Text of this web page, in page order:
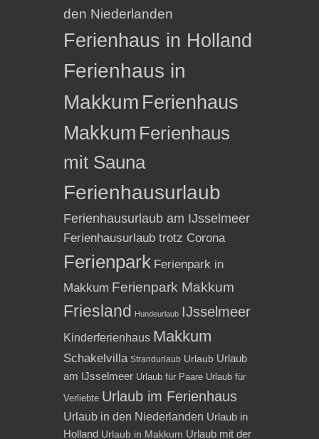
den Niederlanden
Ferienhaus in Holland
Ferienhaus in
Makkum Ferienhaus
Makkum Ferienhaus
mit Sauna
Ferienhausurlaub
Ferienhausurlaub am IJsselmeer
Ferienhausurlaub trotz Corona
Ferienpark Ferienpark in
Makkum Ferienpark Makkum
Friesland Hundeurlaub IJsselmeer
Kinderferienhaus Makkum
Schakelvilla Strandurlaub Urlaub Urlaub
am IJsselmeer Urlaub für Paare Urlaub für
Verliebte Urlaub im Ferienhaus
Urlaub in den Niederlanden Urlaub in
Holland Urlaub in Makkum Urlaub mit der